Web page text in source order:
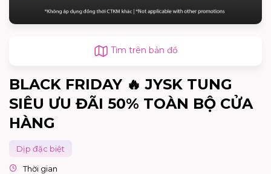
Tìm trên bản đồ
BLACK FRIDAY 🔥 JYSK TUNG
SIÊU ƯU ĐÃI 50% TOÀN BỘ CỬA
HÀNG
Dịp đặc biệt
Thời gian